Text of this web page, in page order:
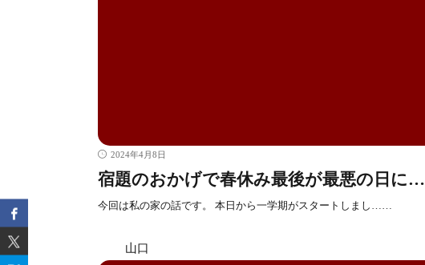
2024年4月8日
宿題のおかげで春休み最後が最悪の日に…
今回は私の家の話です。 本日から一学期がスタートしまし……
山口